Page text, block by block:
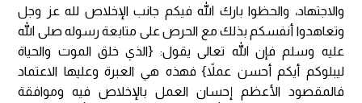
والاجتهاد، والحظوا بارك الله فيكم جانب الإخلاص لله عز وجل
وتعاهدوا أنفسكم بذلك مع الحرص على متابعة رسوله صلى الله
عليه وسلم فإن الله تعالى يقول: {الذي خلق الموت والحياة
ليبلوكم أيكم أحسن عملاً} فهذه هي العبرة وعليها الاعتماد
فالمقصود الأعظم إحسان العمل بالإخلاص فيه وموافقة